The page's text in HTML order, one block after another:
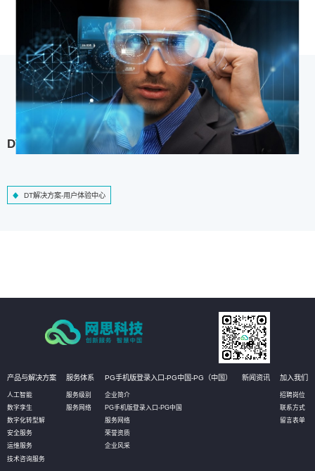
DT解决方案-用户体验中心
DT解决方案-用户体验中心
产品与解决方案
人工智能
数字孪生
数字化转型解
安全服务
运维服务
技术咨询服务
服务体系
服务级别
服务网络
PG手机版登录入口-PG中国-PG（中国）
企业简介
PG手机版登录入口-PG中国
服务网络
荣誉资质
企业风采
新闻资讯 加入我们
招聘岗位
联系方式
留言表单